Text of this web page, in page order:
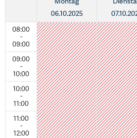
08:00
-
09:00
09:00
-
10:00
10:00
-
11:00
11:00
-
12:00
06.10.2025